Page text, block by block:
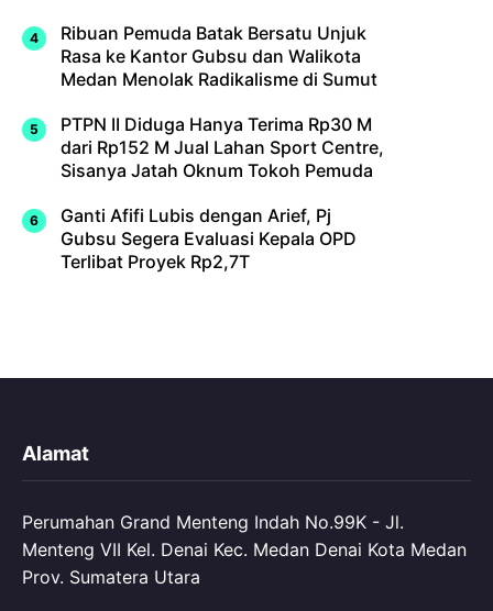
Ribuan Pemuda Batak Bersatu Unjuk
Rasa ke Kantor Gubsu dan Walikota
Medan Menolak Radikalisme di Sumut
PTPN II Diduga Hanya Terima Rp30 M
dari Rp152 M Jual Lahan Sport Centre,
Sisanya Jatah Oknum Tokoh Pemuda
Ganti Afifi Lubis dengan Arief, Pj
Gubsu Segera Evaluasi Kepala OPD
Terlibat Proyek Rp2,7T
Alamat
Perumahan Grand Menteng Indah No.99K - Jl.
Menteng VII Kel. Denai Kec. Medan Denai Kota Medan
Prov. Sumatera Utara